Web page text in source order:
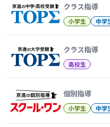
クラス指導
小学生 中学
クラス指導
高校生
個別指導
小学生 中学